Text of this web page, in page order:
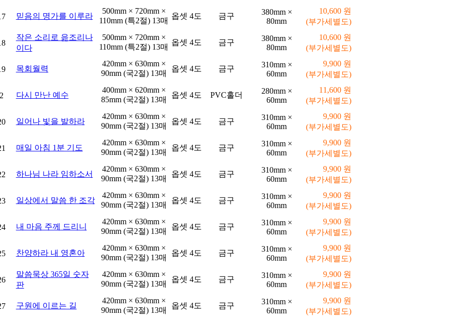
믿음의 명가를 이루라
500mm × 720mm ×
110mm (특2절) 13매
옵셋 4도 금구
380mm ×
80mm
10,600 원
(부가세별도)
작은 소리로 읊조리나
이다
500mm × 720mm ×
110mm (특2절) 13매
옵셋 4도 금구
380mm ×
80mm
10,600 원
(부가세별도)
목회월력
420mm × 630mm ×
90mm (국2절) 13매
옵셋 4도 금구
310mm ×
60mm
9,900 원
(부가세별도)
2 다시 만난 예수
400mm × 620mm ×
85mm (국2절) 13매
옵셋 4도 PVC홀더
280mm ×
60mm
11,600 원
(부가세별도)
일어나 빛을 발하라
420mm × 630mm ×
90mm (국2절) 13매
옵셋 4도 금구
310mm ×
60mm
9,900 원
(부가세별도)
매일 아침 1분 기도
420mm × 630mm ×
90mm (국2절) 13매
옵셋 4도 금구
310mm ×
60mm
9,900 원
(부가세별도)
하나님 나라 임하소서
420mm × 630mm ×
90mm (국2절) 13매
옵셋 4도 금구
310mm ×
60mm
9,900 원
(부가세별도)
일상에서 말씀 한 조각
420mm × 630mm ×
90mm (국2절) 13매
옵셋 4도 금구
310mm ×
60mm
9,900 원
(부가세별도)
내 마음 주께 드리니
420mm × 630mm ×
90mm (국2절) 13매
옵셋 4도 금구
310mm ×
60mm
9,900 원
(부가세별도)
찬양하라 내 영혼아
420mm × 630mm ×
90mm (국2절) 13매
옵셋 4도 금구
310mm ×
60mm
9,900 원
(부가세별도)
말씀묵상 365일 숫자
판
420mm × 630mm ×
90mm (국2절) 13매
옵셋 4도 금구
310mm ×
60mm
9,900 원
(부가세별도)
구원에 이르는 길
420mm × 630mm ×
90mm (국2절) 13매
옵셋 4도 금구
310mm ×
60mm
9,900 원
(부가세별도)